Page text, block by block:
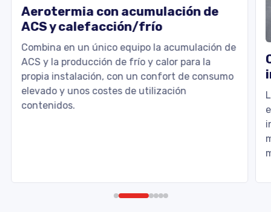
Aerotermia con acumulación de
ACS y calefacción/frío
Combina en un único equipo la acumulación de
ACS y la producción de frío y calor para la
propia instalación, con un confort de consumo
elevado y unos costes de utilización
contenidos.